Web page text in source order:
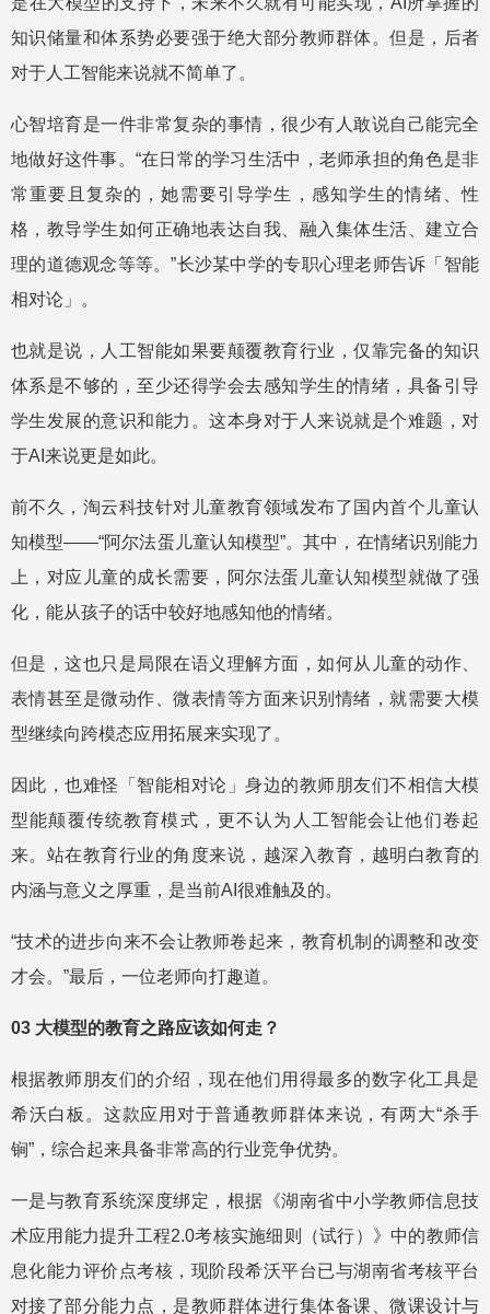
知识储量和体系势必要强于绝大部分教师群体。但是，后者
对于人工智能来说就不简单了。
心智培育是一件非常复杂的事情，很少有人敢说自己能完全
地做好这件事。“在日常的学习生活中，老师承担的角色是非
常重要且复杂的，她需要引导学生，感知学生的情绪、性
格，教导学生如何正确地表达自我、融入集体生活、建立合
理的道德观念等等。”长沙某中学的专职心理老师告诉「智能
相对论」。
也就是说，人工智能如果要颠覆教育行业，仅靠完备的知识
体系是不够的，至少还得学会去感知学生的情绪，具备引导
学生发展的意识和能力。这本身对于人来说就是个难题，对
于AI来说更是如此。
前不久，淘云科技针对儿童教育领域发布了国内首个儿童认
知模型——“阿尔法蛋儿童认知模型”。其中，在情绪识别能力
上，对应儿童的成长需要，阿尔法蛋儿童认知模型就做了强
化，能从孩子的话中较好地感知他的情绪。
但是，这也只是局限在语义理解方面，如何从儿童的动作、
表情甚至是微动作、微表情等方面来识别情绪，就需要大模
型继续向跨模态应用拓展来实现了。
因此，也难怪「智能相对论」身边的教师朋友们不相信大模
型能颠覆传统教育模式，更不认为人工智能会让他们卷起
来。站在教育行业的角度来说，越深入教育，越明白教育的
内涵与意义之厚重，是当前AI很难触及的。
“技术的进步向来不会让教师卷起来，教育机制的调整和改变
才会。”最后，一位老师向打趣道。
03 大模型的教育之路应该如何走？
根据教师朋友们的介绍，现在他们用得最多的数字化工具是
希沃白板。这款应用对于普通教师群体来说，有两大“杀手
锏”，综合起来具备非常高的行业竞争优势。
一是与教育系统深度绑定，根据《湖南省中小学教师信息技
术应用能力提升工程2.0考核实施细则（试行）》中的教师信
息化能力评价点考核，现阶段希沃平台已与湖南省考核平台
对接了部分能力点，是教师群体进行集体备课、微课设计与